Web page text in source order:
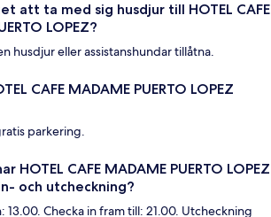
att ta med sig husdjur till HOTEL CAFE
LOPEZ?
husdjur eller assistanshundar tillåtna.
CAFE MADAME PUERTO LOPEZ
parkering.
HOTEL CAFE MADAME PUERTO LOPEZ
och utcheckning?
13.00. Checka in fram till: 21.00. Utcheckning